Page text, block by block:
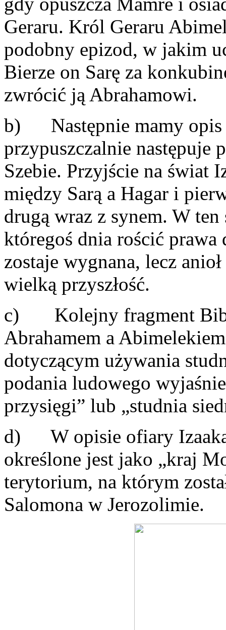
Geraru. Król Geraru
podobny epizod, w jakim
Bierze on Sarę za
zwrócić ją Abrahamowi.
b) Następnie mamy opis
przypuszczalnie następuje
Szebie. Przyjście na świat
między Sarą a Hagar i
drugą wraz z synem. W
któregoś dnia rościć prawa
zostaje wygnana, lecz
wielką przyszłość.
c) Kolejny fragment
Abrahamem a
dotyczącym używania
podania ludowego
przysięgi” lub „studnia
d) W opisie ofiary Izaaka
określone jest jako „kraj
terytorium, na którym
Salomona w Jerozolimie.